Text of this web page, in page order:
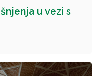
u vezi s